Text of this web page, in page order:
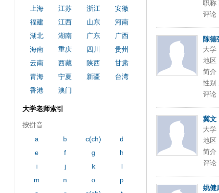
职称
评论
陈德
大学
地区
简介
性别
评论
冀文
大学
地区
简介
评论
姚健
上海
江苏 浙江
安徽
福建
江西 山东
河南
湖北
湖南 广东
广西
海南
重庆 四川
贵州
云南
西藏 陕西
甘肃
青海
宁夏 新疆
台湾
香港
澳门
大学老师索引
按拼音
a
b c(ch)
d
e
f g
h
i
j k
l
m
n o
p